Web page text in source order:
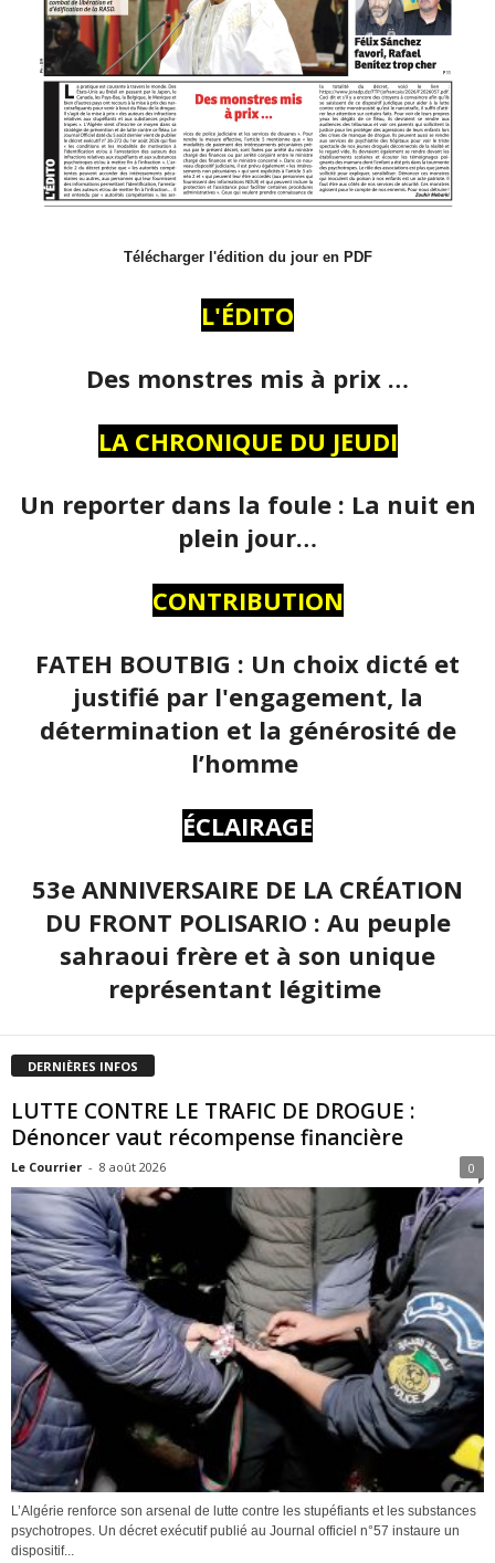
Télécharger l'édition du jour en PDF
L'ÉDITO
Des monstres mis à prix …
LA CHRONIQUE DU JEUDI
Un reporter dans la foule : La nuit en
plein jour…
CONTRIBUTION
FATEH BOUTBIG : Un choix dicté et
justifié par l'engagement, la
détermination et la générosité de
l’homme
ÉCLAIRAGE
53e ANNIVERSAIRE DE LA CRÉATION
DU FRONT POLISARIO : Au peuple
sahraoui frère et à son unique
représentant légitime
DERNIÈRES INFOS
LUTTE CONTRE LE TRAFIC DE DROGUE :
Dénoncer vaut récompense financière
Le Courrier - 8 août 2026 0
L’Algérie renforce son arsenal de lutte contre les stupéfiants et les substances
psychotropes. Un décret exécutif publié au Journal officiel n°57 instaure un
dispositif...